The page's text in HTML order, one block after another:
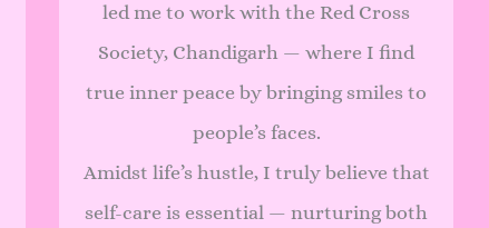
led me to work with the Red Cross
Society, Chandigarh — where I find
true inner peace by bringing smiles to
people’s faces.
Amidst life’s hustle, I truly believe that
self-care is essential — nurturing both